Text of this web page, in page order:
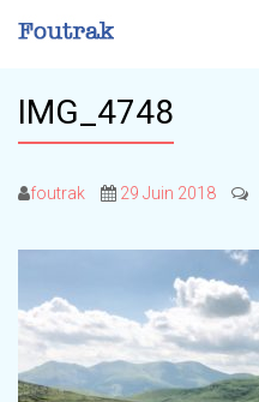
IMG_4748
foutrak 29 Juin 2018